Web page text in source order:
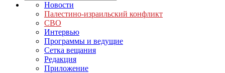
Новости
Палестино-израильский конфликт
СВО
Интервью
Программы и ведущие
Сетка вещания
Редакция
Приложение